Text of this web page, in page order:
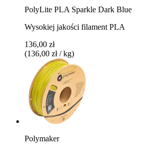
PolyLite PLA Sparkle Dark Blue
Wysokiej jakości filament PLA
136,00 zł
(136,00 zł / kg)
Polymaker